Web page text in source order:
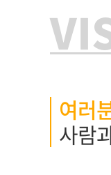
여러
사람